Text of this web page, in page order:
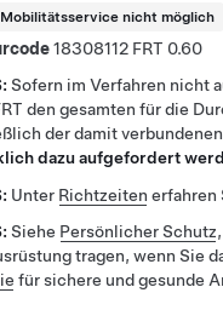
Mobilitätsservice nicht möglich
18308112
0.60
Sofern im Verfahren nicht
den gesamten für die
der damit
dazu aufgefordert
Unter Richtzeiten erfahren
Siehe Persönlicher Schutz
tragen, wenn Sie
für sichere und gesunde